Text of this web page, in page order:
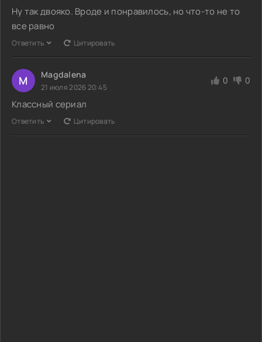
Ну так двояко. Вроде и понравилось, но что-то не то
все равно
Ответить Цитировать
M Magdalena
21 июля 2026 20:45
0 0
Классный сериал
Ответить Цитировать